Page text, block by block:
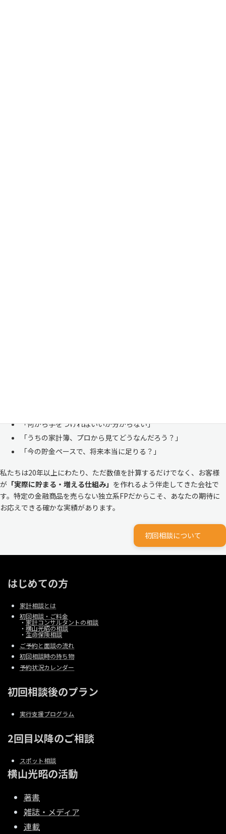
「何から手をつければいいか分からない」
「うちの家計簿、プロから見てどうなんだろう？」
「今の貯金ペースで、将来本当に足りる？」
私たちは20年以上にわたり、ただ数値を計算するだけでなく、お客様
が 「実際に貯まる・増える仕組み」 を作れるよう伴走してきた会社で
す。特定の金融商品を売らない独立系FPだからこそ、あなたの期待に
お応えできる確かな実績があります。
初回相談について
はじめての方
家計相談とは
初回相談・ご料金
・家計コンサルタントの相談
・ 横山光昭の相談
・ 生命保険相談
ご予約と面談の流れ
初回相談時の持ち物
予約状況カレンダー
初回相談後のプラン
実行支援プログラム
2回目以降のご相談
スポット相談
横山光昭の活動
著書
雑誌・メディア
連載